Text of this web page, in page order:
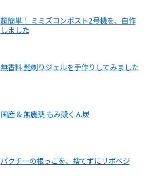
超簡単！ ミミズコンポスト2号機を、自作
しました
無香料 髭剃りジェルを手作りしてみました
国産 & 無農薬 もみ殻くん炭
パクチーの根っこを、捨てずにリボベジ